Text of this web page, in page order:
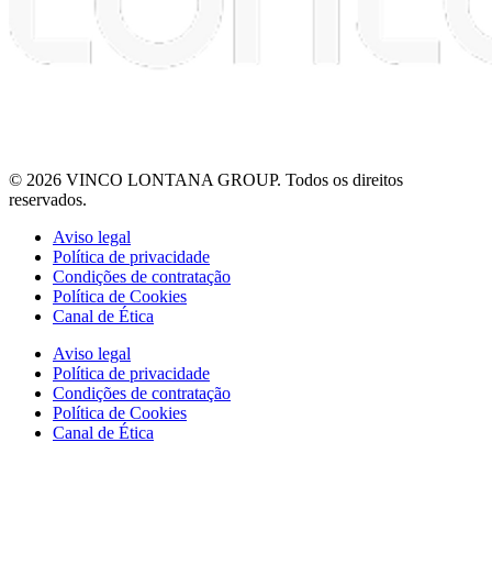
© 2026 VINCO LONTANA GROUP. Todos os direitos
reservados.
Aviso legal
Política de privacidade
Condições de contratação
Política de Cookies
Canal de Ética
Aviso legal
Política de privacidade
Condições de contratação
Política de Cookies
Canal de Ética